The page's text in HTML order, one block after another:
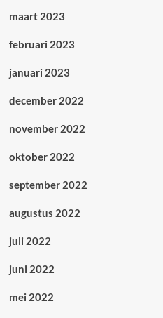
maart 2023
februari 2023
januari 2023
december 2022
november 2022
oktober 2022
september 2022
augustus 2022
juli 2022
juni 2022
mei 2022